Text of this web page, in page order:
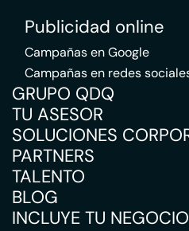
Publicidad online
Campañas en Google
Campañas en redes
GRUPO QDQ
TU ASESOR
SOLUCIONES
PARTNERS
TALENTO
BLOG
INCLUYE TU